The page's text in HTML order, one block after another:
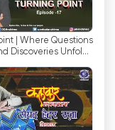
ความสามารถ
ให้ศิลปินรุ่นใหม่
เหตุนี้ DD
ดกทาง
ละรายการ
ระกาศข่าวที่
| Where Questions
Discoveries Unfold |